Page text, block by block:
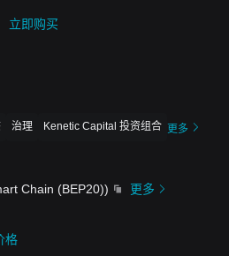
立即购买
治理 Kenetic Capital 投资组合 更多
Chain (BEP20)) 更多
格